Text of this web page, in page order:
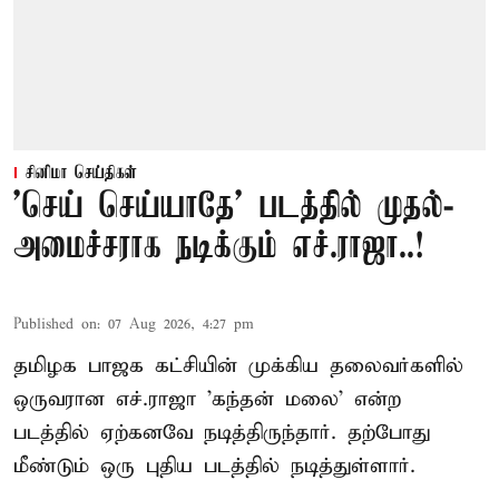
சினிமா செய்திகள்
'செய் செய்யாதே' படத்தில் முதல்-
அமைச்சராக நடிக்கும் எச்.ராஜா..!
Published on: 07 Aug 2026, 4:27 pm
தமிழக பாஜக கட்சியின் முக்கிய தலைவர்களில்
ஒருவரான எச்.ராஜா 'கந்தன் மலை' என்ற
படத்தில் ஏற்கனவே நடித்திருந்தார். தற்போது
மீண்டும் ஒரு புதிய படத்தில் நடித்துள்ளார்.